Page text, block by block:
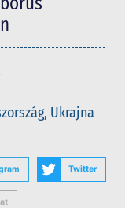
, Ukrajna
Twitter